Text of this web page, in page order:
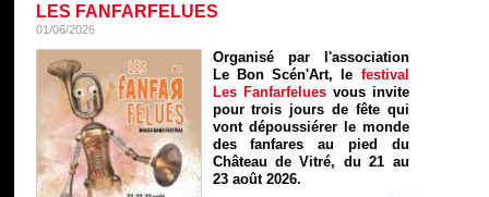
LES FANFARFELUES
01/06/2026
Organisé par l'association
Le Bon Scén'Art, le festival
Les Fanfarfelues vous invite
pour trois jours de fête qui
vont dépoussiérer le monde
des fanfares au pied du
Château de Vitré, du 21 au
23 août 2026.